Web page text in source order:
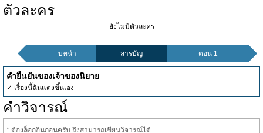
ตัวละคร
ยังไม่มีตัวละคร
บทนำ สารบัญ ตอน 1
คำยืนยันของเจ้าของนิยาย
✓ เรื่องนี้ฉันแต่งขึ้นเอง
คำวิจารณ์
* ต้องล็อกอินก่อนครับ ถึงสามารถเขียนวิจารณ์ได้